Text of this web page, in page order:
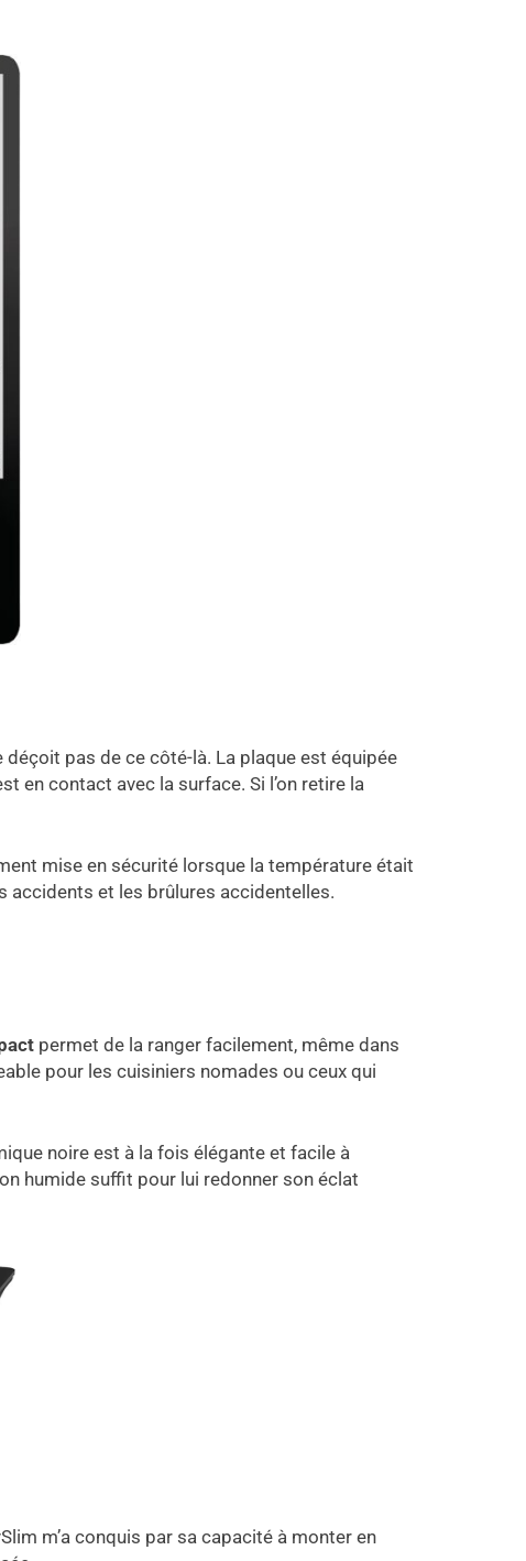
pas de ce côté-là. La plaque est équipée
en contact avec la surface. Si l’on retire la
mise en sécurité lorsque la température était
accidents et les brûlures accidentelles.
permet de la ranger facilement, même dans
pour les cuisiniers nomades ou ceux qui
noire est à la fois élégante et facile à
humide suffit pour lui redonner son éclat
m’a conquis par sa capacité à monter en